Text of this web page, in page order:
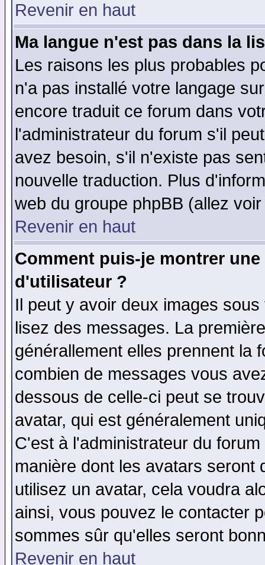
Revenir en haut
Ma langue n'est pas dans la
Les raisons les plus probables
n'a pas installé votre langage
encore traduit ce forum dans
l'administrateur du forum s'il
avez besoin, s'il n'existe pas
nouvelle traduction. Plus
web du groupe phpBB (allez
Revenir en haut
Comment puis-je montrer
d'utilisateur ?
Il peut y avoir deux images
lisez des messages. La
générallement elles prennent la
combien de messages vous
dessous de celle-ci peut se
avatar, qui est généralement
C'est à l'administrateur du
manière dont les avatars seront
utilisez un avatar, cela voudra
ainsi, vous pouvez le contacter
sommes sûr qu'elles seront
Revenir en haut